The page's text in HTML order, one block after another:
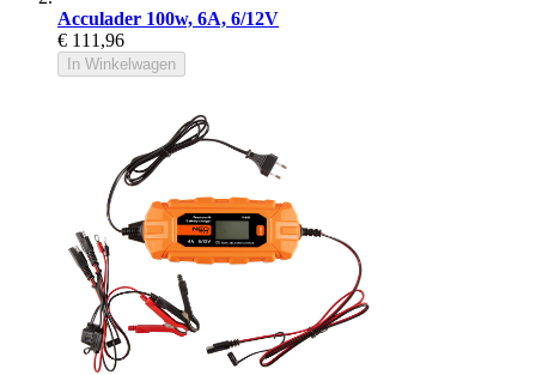
Acculader 100w, 6A, 6/12V
€ 111,96
In Winkelwagen